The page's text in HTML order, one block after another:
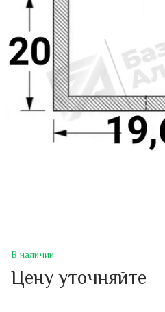
В наличии
Цену уточняйте